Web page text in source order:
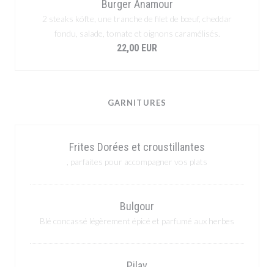
Burger Anamour
2 steaks köfte, une tranche de filet de bœuf, cheddar
fondu, salade, tomate et oignons caramélisés.
22,00 EUR
GARNITURES
Frites Dorées et croustillantes
, parfaites pour accompagner vos plats
Bulgour
Blé concassé légèrement épicé et parfumé aux herbes